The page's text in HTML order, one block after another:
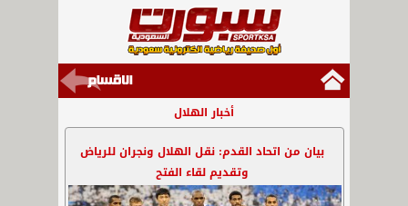
أخبار الهلال
بيان من اتحاد القدم: نقل الهلال ونجران للرياض
وتقديم لقاء الفتح